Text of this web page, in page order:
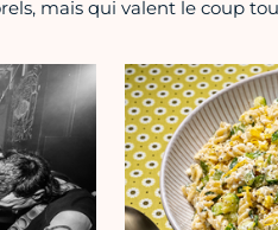
mais qui valent le coup